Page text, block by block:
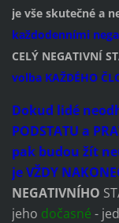
je vše skutečné a
každodenními
CELÝ NEGATIVNÍ
volba KAŽDÉHO
Dokud lidé
PODSTATU a
pak budou žít
je VŽDY
NEGATIVNÍHO
jeho dočasné -